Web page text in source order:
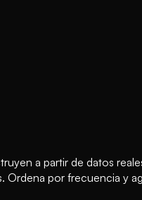
a partir de datos
por frecuencia y